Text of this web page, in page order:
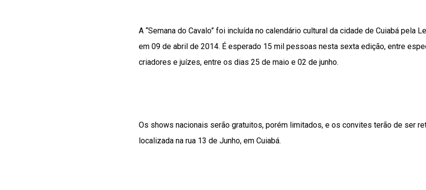
A “Semana do Cavalo” foi incluída no calendário cultural da cidade de Cuiabá pela
em 09 de abril de 2014. É esperado 15 mil pessoas nesta sexta edição, entre
criadores e juízes, entre os dias 25 de maio e 02 de junho.
Os shows nacionais serão gratuitos, porém limitados, e os convites terão de ser
localizada na rua 13 de Junho, em Cuiabá.